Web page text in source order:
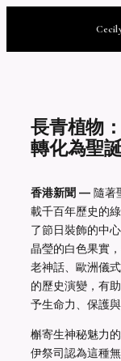
長青植物
轉化為聖
香港新聞 — 隨著
載千百年歷史的
了節日裝飾的中
晶瑩的白色果實
老神話、歐洲儀
的歷史演變，有
予生命力、保護
槲寄生神秘魅力
伊祭司認為這種